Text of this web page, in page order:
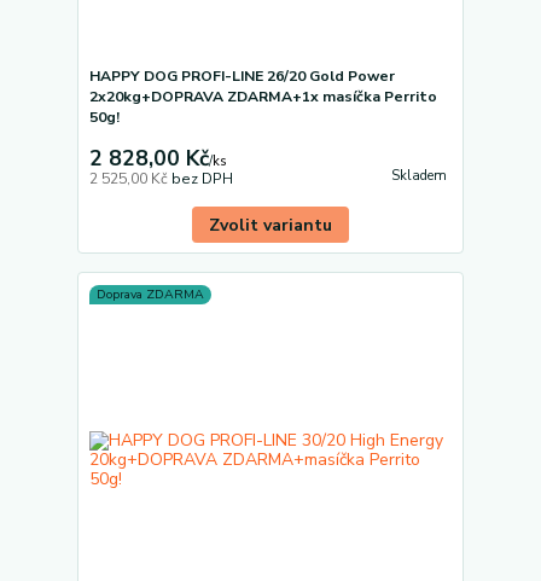
HAPPY DOG PROFI-LINE 26/20 Gold Power
2x20kg+DOPRAVA ZDARMA+1x masíčka Perrito
50g!
2 828,00 Kč/ks
2 525,00 Kč bez DPH Skladem
Zvolit variantu
Doprava ZDARMA